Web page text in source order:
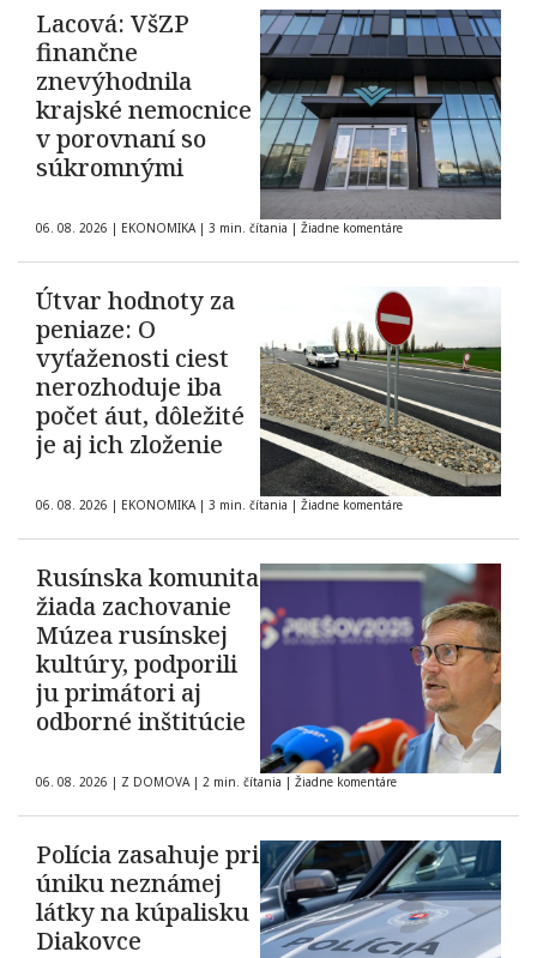
Lacová: VšZP
finančne
znevýhodnila
krajské nemocnice
v porovnaní so
súkromnými
06. 08. 2026 | EKONOMIKA | 3 min. čítania | Žiadne komentáre
Útvar hodnoty za
peniaze: O
vyťaženosti ciest
nerozhoduje iba
počet áut, dôležité
je aj ich zloženie
06. 08. 2026 | EKONOMIKA | 3 min. čítania | Žiadne komentáre
Rusínska komunita
žiada zachovanie
Múzea rusínskej
kultúry, podporili
ju primátori aj
odborné inštitúcie
06. 08. 2026 | Z DOMOVA | 2 min. čítania | Žiadne komentáre
Polícia zasahuje pri
úniku neznámej
látky na kúpalisku
Diakovce